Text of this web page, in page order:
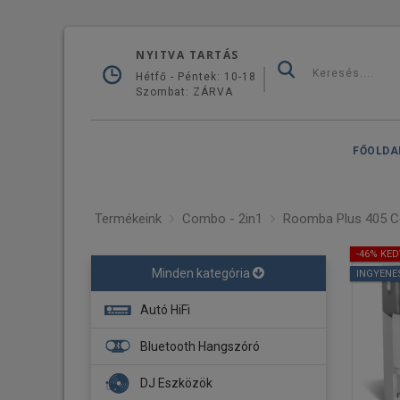
NYITVA TARTÁS
Hétfő - Péntek: 10-18
Szombat: ZÁRVA
Termékeink Combo - 2in1 Roomba Plus 405
Minden kategória
Autó HiFi
Fejegység
Erősítő
Bluetooth Hangszóró
DJ Eszközök
-46%